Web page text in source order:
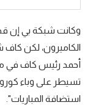
كرة سلة
كرة يد
كرة طائرة
الوطن العربي
وكانت شبكة بي إن
الكاميرون، لكن
أحمد رئيس كاف في
تسيطر على وباء
استضافة المباريات".